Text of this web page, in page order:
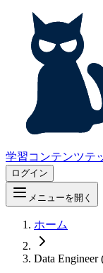
学習コンテンツテ
ログイン
メニューを開く
ホーム
Data Engineer